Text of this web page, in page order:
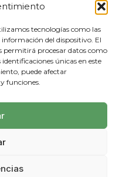
tecnologías como las
del dispositivo. El
permitirá procesar datos como
únicas en este
puede afectar
funciones.
34